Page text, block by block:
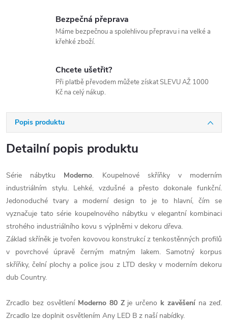
Bezpečná přeprava
Máme bezpečnou a spolehlivou přepravu i na velké a
křehké zboží.
Chcete ušetřit?
Při platbě převodem můžete získat SLEVU AŽ 1000
Kč na celý nákup.
Popis produktu
Detailní popis produktu
Série nábytku Moderno. Koupelnové skříňky v moderním
industriálním stylu. Lehké, vzdušné a přesto dokonale funkční.
Jedonoduché tvary a moderní design to je to hlavní, čím se
vyznačuje tato série koupelnového nábytku v elegantní kombinaci
strohého industriálního kovu s výplněmi v dekoru dřeva.
Základ skříněk je tvořen kovovou konstrukcí z tenkostěnných profilů
v povrchové úpravě černým matným lakem. Samotný korpus
skříňky, čelní plochy a police jsou z LTD desky v moderním dekoru
dub Country.
Zrcadlo bez osvětlení Moderno 80 Zje určeno k zavěšení na zeď.
Zrcadlo lze doplnit osvětlením Any LED B z naší nabídky.